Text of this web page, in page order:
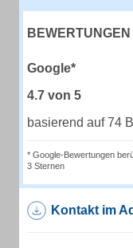
Google*
4.7 von 5
basierend auf 74
* Google-Bewertungen
3 Sternen
Kontakt im